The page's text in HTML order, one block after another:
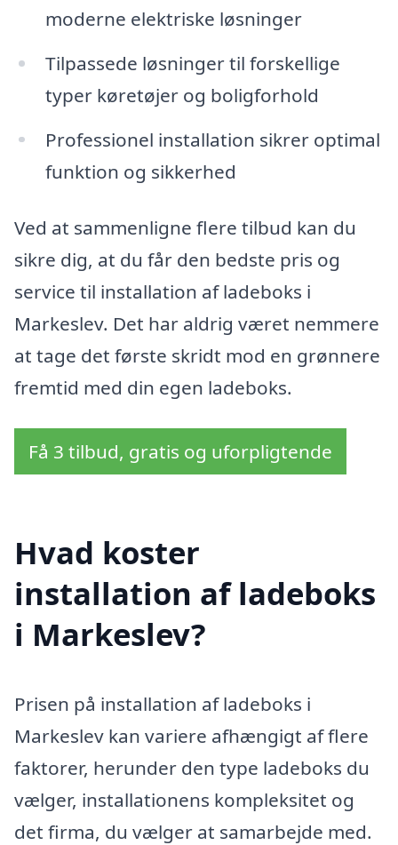
moderne elektriske løsninger
Tilpassede løsninger til forskellige
typer køretøjer og boligforhold
Professionel installation sikrer optimal
funktion og sikkerhed
Ved at sammenligne flere tilbud kan du
sikre dig, at du får den bedste pris og
service til installation af ladeboks i
Markeslev. Det har aldrig været nemmere
at tage det første skridt mod en grønnere
fremtid med din egen ladeboks.
Få 3 tilbud, gratis og uforpligtende
Hvad koster
installation af ladeboks
i Markeslev?
Prisen på installation af ladeboks i
Markeslev kan variere afhængigt af flere
faktorer, herunder den type ladeboks du
vælger, installationens kompleksitet og
det firma, du vælger at samarbejde med.